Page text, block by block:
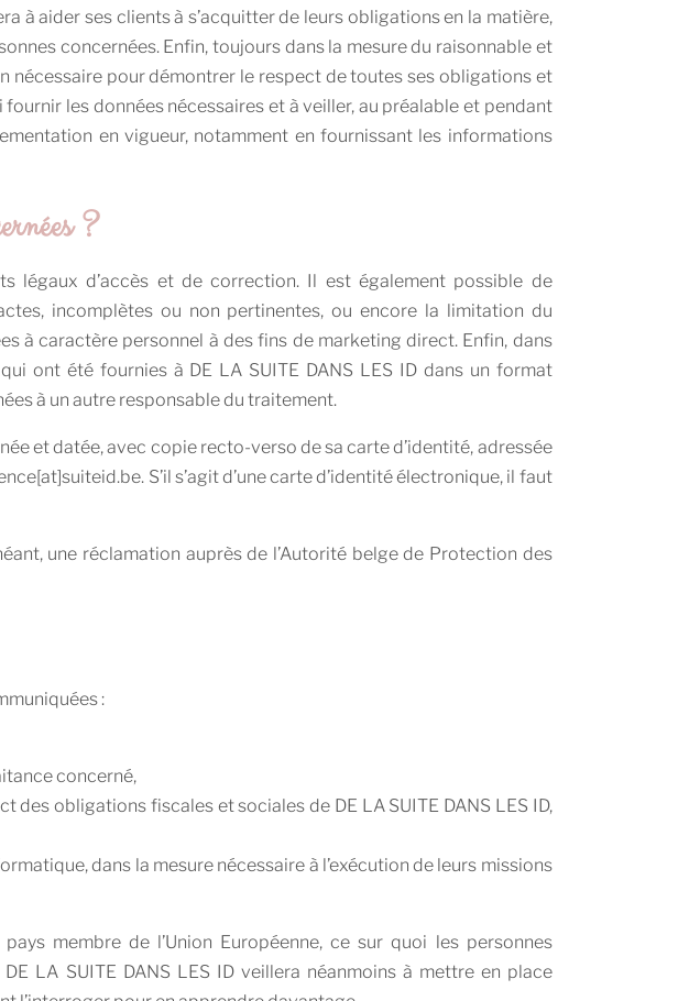
à aider ses clients à s’acquitter de leurs obligations en la matière,
concernées. Enfin, toujours dans la mesure du raisonnable et
nécessaire pour démontrer le respect de toutes ses obligations et
les données nécessaires et à veiller, au préalable et pendant
en vigueur, notamment en fournissant les informations
?
légaux d’accès et de correction. Il est également possible de
incomplètes ou non pertinentes, ou encore la limitation du
à caractère personnel à des fins de marketing direct. Enfin, dans
ont été fournies à DE LA SUITE DANS LES ID dans un format
à un autre responsable du traitement.
et datée, avec copie recto-verso de sa carte d’identité, adressée
S’il s’agit d’une carte d’identité électronique, il faut
une réclamation auprès de l’Autorité belge de Protection des
:
concerné,
obligations fiscales et sociales de DE LA SUITE DANS LES ID,
dans la mesure nécessaire à l’exécution de leurs missions
membre de l’Union Européenne, ce sur quoi les personnes
LA SUITE DANS LES ID veillera néanmoins à mettre en place